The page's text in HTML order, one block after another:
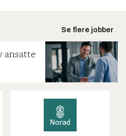
Se flere jobber
ansatte